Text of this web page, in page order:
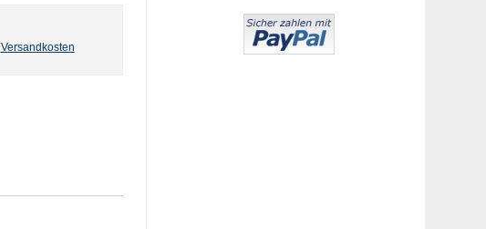
Versandkosten